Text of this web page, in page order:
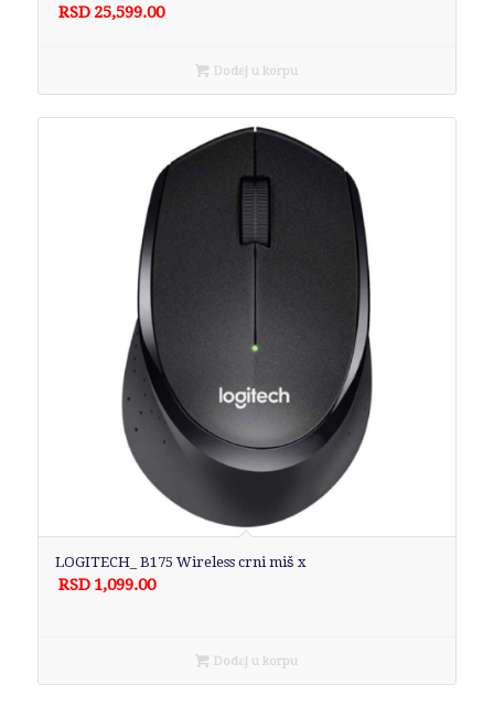
RSD 25,599.00
Dodaj u korpu
LOGITECH_ B175 Wireless crni miš x
RSD 1,099.00
Dodaj u korpu